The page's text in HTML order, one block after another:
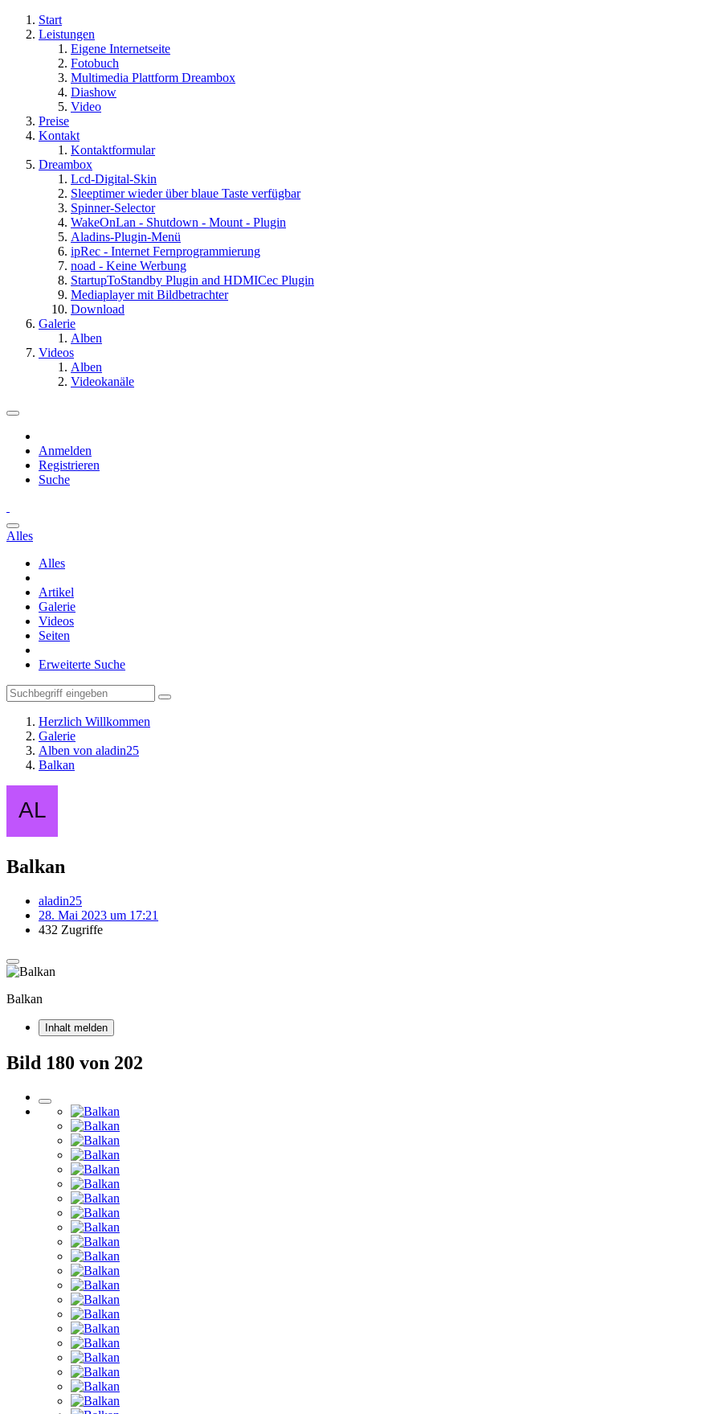
Start
Leistungen
Eigene Internetseite
Fotobuch
Multimedia Plattform Dreambox
Diashow
Video
Preise
Kontakt
Kontaktformular
Dreambox
Lcd-Digital-Skin
Sleeptimer wieder über blaue Taste verfügbar
Spinner-Selector
WakeOnLan - Shutdown - Mount - Plugin
Aladins-Plugin-Menü
ipRec - Internet Fernprogrammierung
noad - Keine Werbung
StartupToStandby Plugin and HDMICec Plugin
Mediaplayer mit Bildbetrachter
Download
Galerie
Alben
Videos
Alben
Videokanäle
Anmelden
Registrieren
Suche
Alles
Alles
Artikel
Galerie
Videos
Seiten
Erweiterte Suche
Herzlich Willkommen
Galerie
Alben von aladin25
Balkan
Balkan
aladin25
28. Mai 2023 um 17:21
432 Zugriffe
Balkan
Inhalt melden
Bild 180 von 202